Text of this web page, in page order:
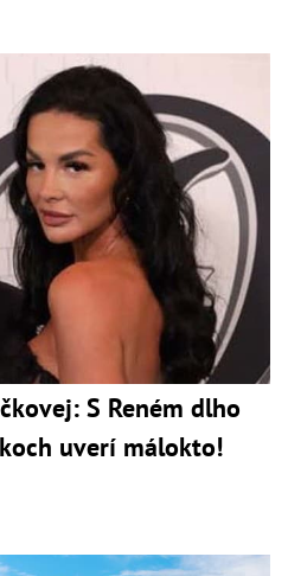
S Reném dlho
uverí málokto!